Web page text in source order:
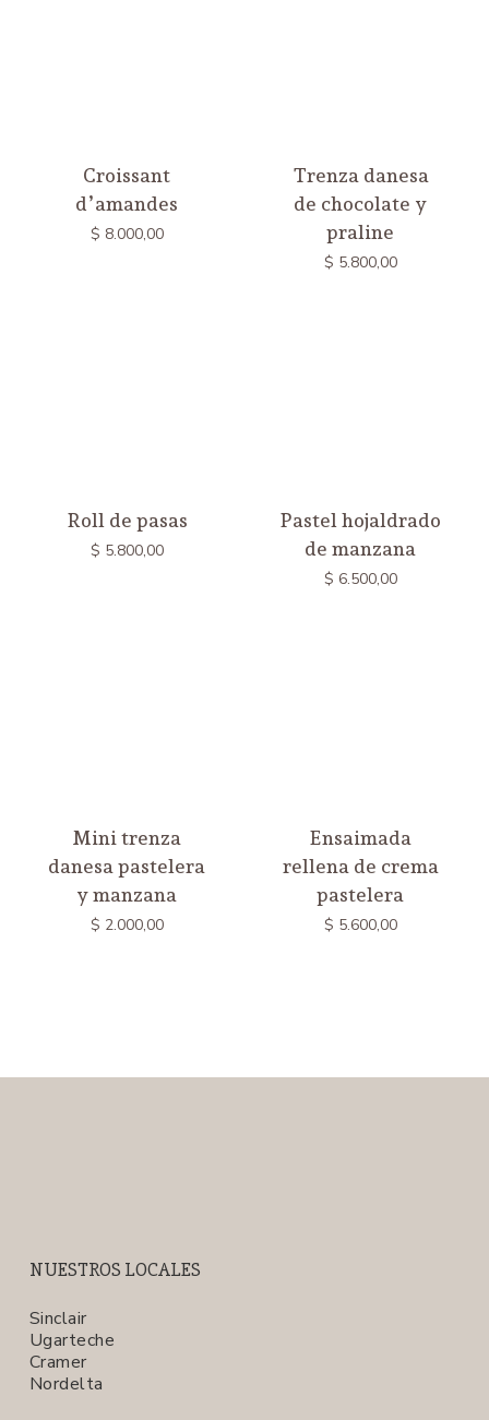
Croissant
d’amandes
$ 8.000,00
Trenza danesa
de chocolate y
praline
$ 5.800,00
Roll de pasas
$ 5.800,00
Pastel hojaldrado
de manzana
$ 6.500,00
Mini trenza
danesa pastelera
y manzana
$ 2.000,00
Ensaimada
rellena de crema
pastelera
$ 5.600,00
NUESTROS LOCALES
Sinclair
Ugarteche
Cramer
Nordelta